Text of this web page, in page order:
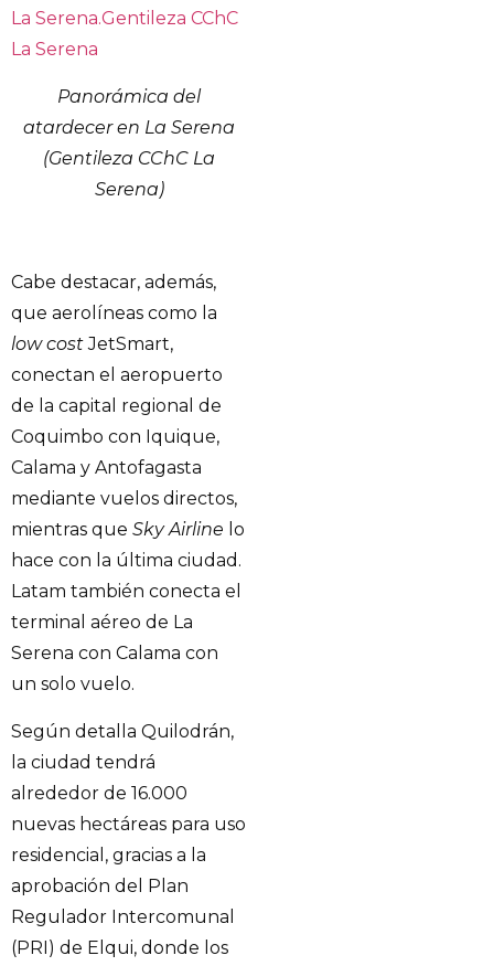
Panorámica del
atardecer en La Serena
(Gentileza CChC La
Serena)
Cabe destacar, además,
que aerolíneas como la
low costJetSmart,
conectan el aeropuerto
de la capital regional de
Coquimbo con Iquique,
Calama y Antofagasta
mediante vuelos directos,
mientras que Sky Airline lo
hace con la última ciudad.
Latam también conecta el
terminal aéreo de La
Serena con Calama con
un solo vuelo.
Según detalla Quilodrán,
la ciudad tendrá
alrededor de 16.000
nuevas hectáreas para uso
residencial, gracias a la
aprobación del Plan
Regulador Intercomunal
(PRI) de Elqui, donde los